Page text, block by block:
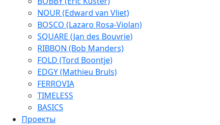
NOUR (Edward van Vliet)
BOSCO (Lazaro Rosa-Violan)
SQUARE (Jan des Bouvrie)
RIBBON (Bob Manders)
FOLD (Tord Boontje)
EDGY (Mathieu Bruls)
FERROVIA
TIMELESS
BASICS
Проекты